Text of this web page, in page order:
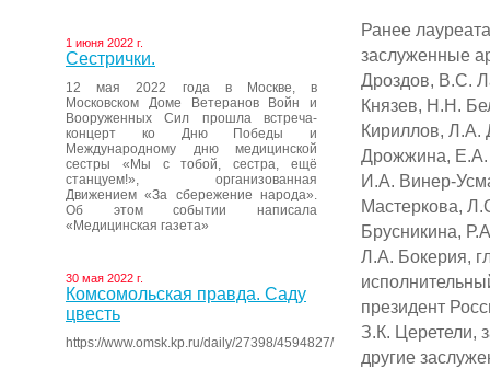
1 июня 2022 г.
Сестрички.
12 мая 2022 года в Москве, в
Московском Доме Ветеранов Войн и
Вооруженных Сил прошла встреча-
концерт ко Дню Победы и
Международному дню медицинской
сестры «Мы с тобой, сестра, ещё
станцуем!», организованная
Движением «За сбережение народа».
Об этом событии написала
«Медицинская газета»
30 мая 2022 г.
Комсомольская правда. Саду
цвесть
https://www.omsk.kp.ru/daily/27398/4594827/
Ранее
заслуженные
Дроздов, В.С.
Князев, Н.Н.
Кириллов, Л.А.
Дрожжина,
И.А. Винер-
Мастеркова,
Брусникина,
Л.А. Бокерия,
президент
З.К. Церетели,
другие